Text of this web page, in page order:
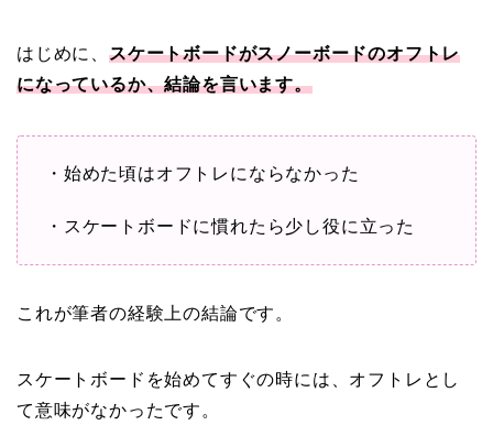
はじめに、 スケートボードがスノーボードのオフトレ
になっているか、結論を言います。
・始めた頃はオフトレにならなかった
・スケートボードに慣れたら少し役に立った
これが筆者の経験上の結論です。
スケートボードを始めてすぐの時には、オフトレとし
て意味がなかったです。